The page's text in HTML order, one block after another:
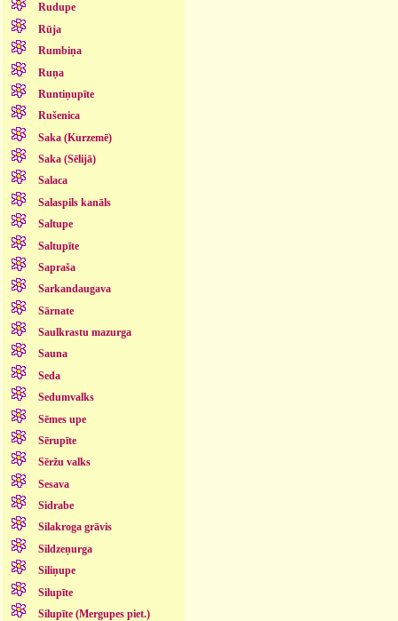
Rudupe
Rūja
Rumbiņa
Ruņa
Runtiņupīte
Rušenica
Saka (Kurzemē)
Saka (Sēlijā)
Salaca
Salaspils kanāls
Saltupe
Saltupīte
Sapraša
Sarkandaugava
Sārnate
Saulkrastu mazurga
Sauna
Seda
Sedumvalks
Sēmes upe
Sērupīte
Sēržu valks
Sesava
Sidrabe
Silakroga grāvis
Sildzeņurga
Siliņupe
Silupīte
Silupīte (Mergupes piet.)